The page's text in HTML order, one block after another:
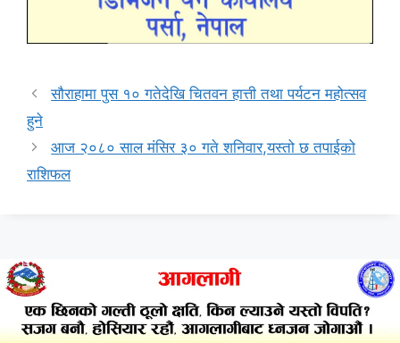
सौराहामा पुस १० गतेदेखि चितवन हात्ती तथा पर्यटन महोत्सव
हुने
आज २०८० साल मंसिर ३० गते शनिवार,यस्तो छ तपाईको
राशिफल